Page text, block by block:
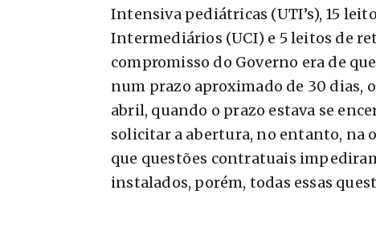
Intensiva pediátricas (UTI’s), 15
Intermediários (UCI) e 5 leitos de
compromisso do Governo era de
num prazo aproximado de 30 dias,
abril, quando o prazo estava se
solicitar a abertura, no entanto, na
que questões contratuais
instalados, porém, todas essas